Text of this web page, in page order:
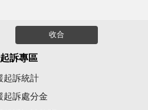
收合
訴專區
起訴統計
起訴處分金